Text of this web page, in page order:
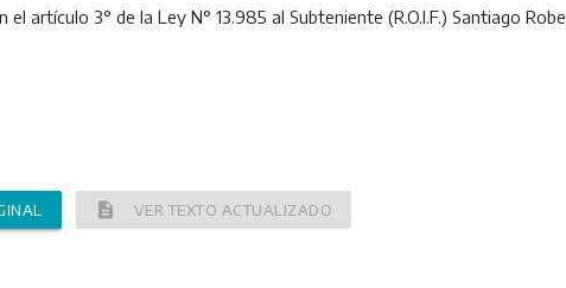
artículo 3° de la Ley N° 13.985 al Subteniente (R.O.I.F.) Santiago
description VER TEXTO ACTUALIZADO